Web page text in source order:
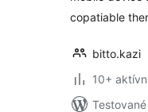
copatiable
bitto.kazi
10+